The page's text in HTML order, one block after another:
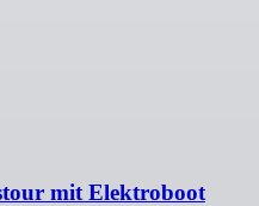
mit Elektroboot